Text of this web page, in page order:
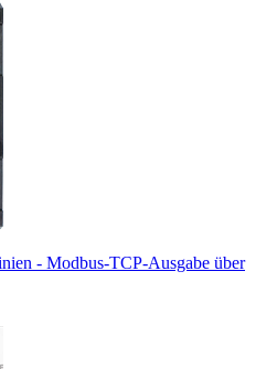
- Modbus-TCP-Ausgabe über